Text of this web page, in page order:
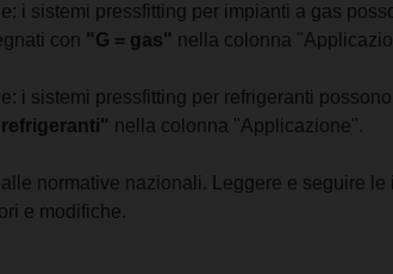
i sistemi pressfitting per impianti a gas
con "G = gas" nella colonna
i sistemi pressfitting per refrigeranti
nella colonna "Applicazione".
normative nazionali. Leggere e seguire
e modifiche.